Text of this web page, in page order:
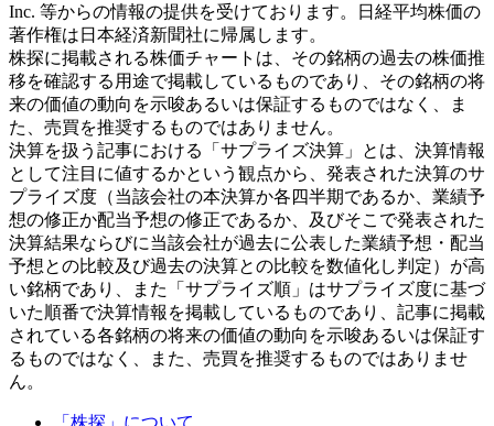
Inc. 等からの情報の提供を受けております。日経平均株価の
著作権は日本経済新聞社に帰属します。
株探に掲載される株価チャートは、その銘柄の過去の株価推
移を確認する用途で掲載しているものであり、その銘柄の将
来の価値の動向を示唆あるいは保証するものではなく、ま
た、売買を推奨するものではありません。
決算を扱う記事における「サプライズ決算」とは、決算情報
として注目に値するかという観点から、発表された決算のサ
プライズ度（当該会社の本決算か各四半期であるか、業績予
想の修正か配当予想の修正であるか、及びそこで発表された
決算結果ならびに当該会社が過去に公表した業績予想・配当
予想との比較及び過去の決算との比較を数値化し判定）が高
い銘柄であり、また「サプライズ順」はサプライズ度に基づ
いた順番で決算情報を掲載しているものであり、記事に掲載
されている各銘柄の将来の価値の動向を示唆あるいは保証す
るものではなく、また、売買を推奨するものではありませ
ん。
「株探」について